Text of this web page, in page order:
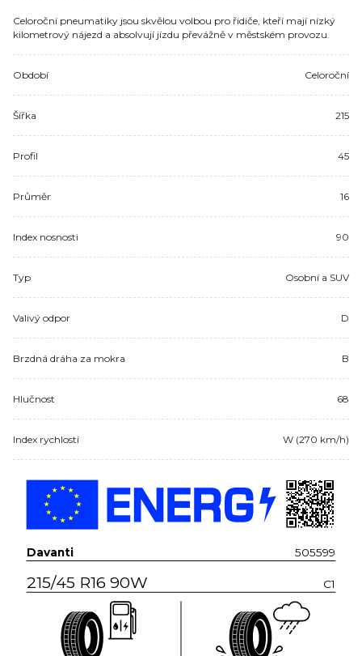
Celoroční pneumatiky jsou skvělou volbou pro řidiče, kteří mají nízký
kilometrový nájezd a absolvují jízdu převážně v městském provozu.​
Období Celoroční
Šířka 215
Profil 45
Průměr 16
Index nosnosti 90
Typ Osobní a SUV
Valivý odpor D
Brzdná dráha za mokra B
Hlučnost 68
Index rychlosti W (270 km/h)
Davanti 505599
215/45 R16 90W C1